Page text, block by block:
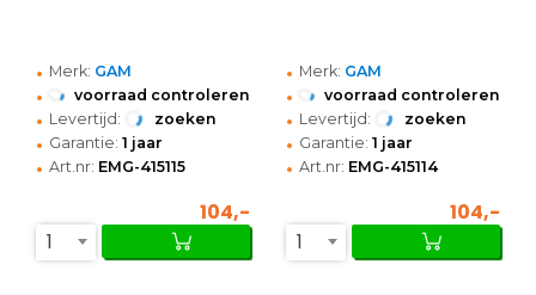
• Merk: GAM
• voorraad controleren
• Levertijd: zoeken
• Garantie: 1 jaar
• Art.nr: EMG-415115
104,-
1
• Merk: GAM
• voorraad controleren
• Levertijd: zoeken
• Garantie: 1 jaar
• Art.nr: EMG-415114
104,-
1